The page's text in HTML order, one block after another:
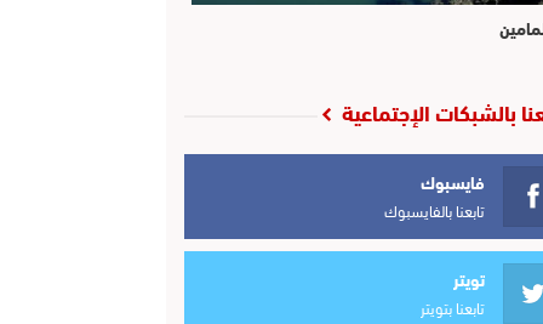
بالشبكات الإجتماعية
فايسبوك
تابعنا بالفايسبوك
تويتر
تابعنا بتويتر